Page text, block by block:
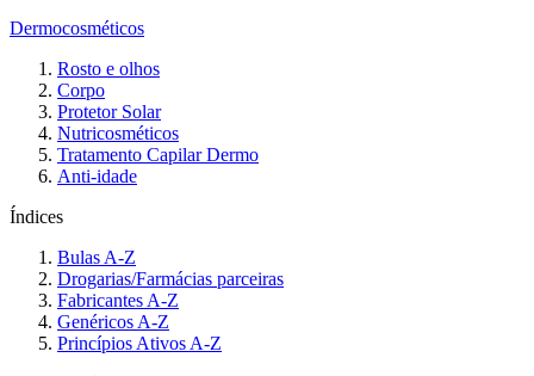
Dermocosméticos
Rosto e olhos
Corpo
Protetor Solar
Nutricosméticos
Tratamento Capilar Dermo
Anti-idade
Índices
Bulas A-Z
Drogarias/Farmácias parceiras
Fabricantes A-Z
Genéricos A-Z
Princípios Ativos A-Z